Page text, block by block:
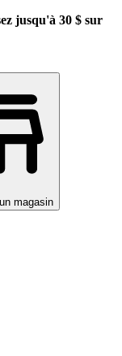
jusqu'à 30 $ sur
magasin